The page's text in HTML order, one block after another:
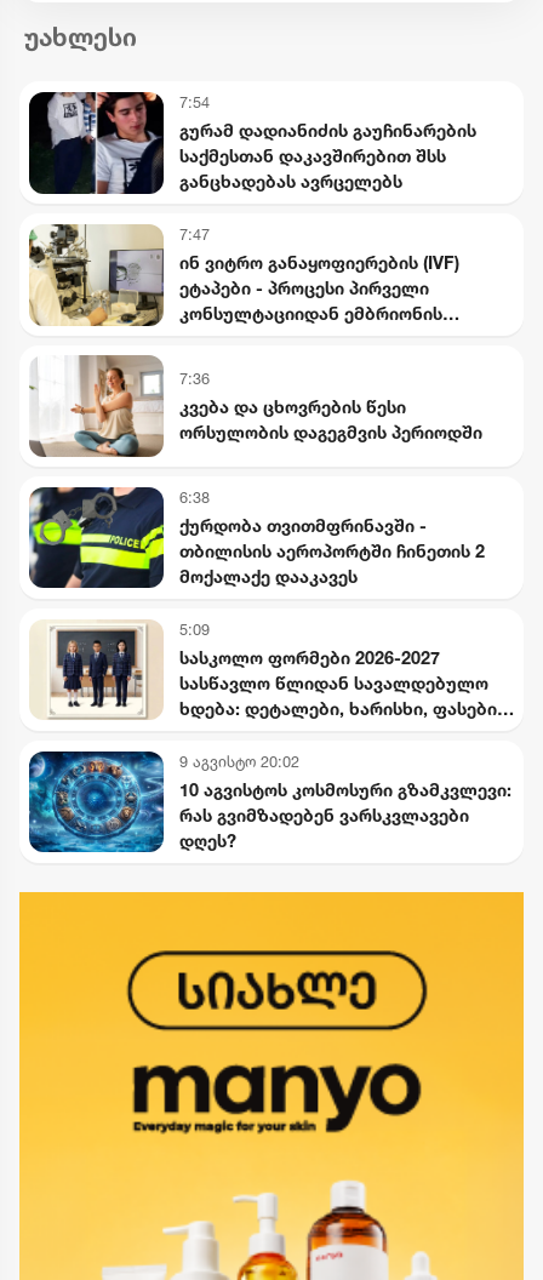
უახლესი
7:54
გურამ დადიანიძის გაუჩინარების
საქმესთან დაკავშირებით შსს
განცხადებას ავრცელებს
7:47
ინ ვიტრო განაყოფიერების (IVF)
ეტაპები - პროცესი პირველი
კონსულტაციიდან ემბრიონის
7:36
კვება და ცხოვრების წესი
ორსულობის დაგეგმვის პერიოდში
6:38
ქურდობა თვითმფრინავში -
თბილისის აეროპორტში ჩინეთის 2
მოქალაქე დააკავეს
5:09
სასკოლო ფორმები 2026-2027
სასწავლო წლიდან სავალდებულო
ხდება: დეტალები, ხარისხი, ფასები
9 აგვისტო 20:02
10 აგვისტოს კოსმოსური გზამკვლევი:
რას გვიმზადებენ ვარსკვლავები
დღეს?